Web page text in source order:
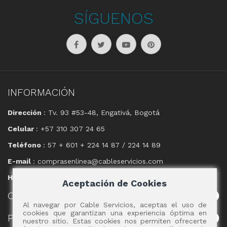
SÍGUENOS
INFORMACIÓN
Dirección : Tv. 93 #53-48, Engativá, Bogotá
Celular : +57 310 307 24 65
Teléfono : 57 + 601 + 224 14 87 / 224 14 89
E-mail : comprasenlinea@cableservicios.com
Horario
CABLE
POLÍTICAS
Aceptación de Cookies
Al navegar por Cable Servicios, aceptas el uso de
cookies que garantizan una experiencia óptima en
nuestro sitio. Estas cookies nos permiten ofrecerte